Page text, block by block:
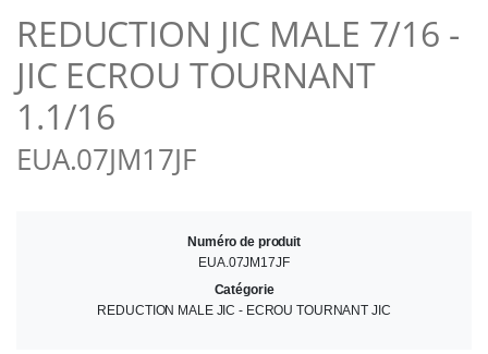
REDUCTION JIC MALE 7/16 -
JIC ECROU TOURNANT
1.1/16
EUA.07JM17JF
Numéro de produit
EUA.07JM17JF
Catégorie
REDUCTION MALE JIC - ECROU TOURNANT JIC